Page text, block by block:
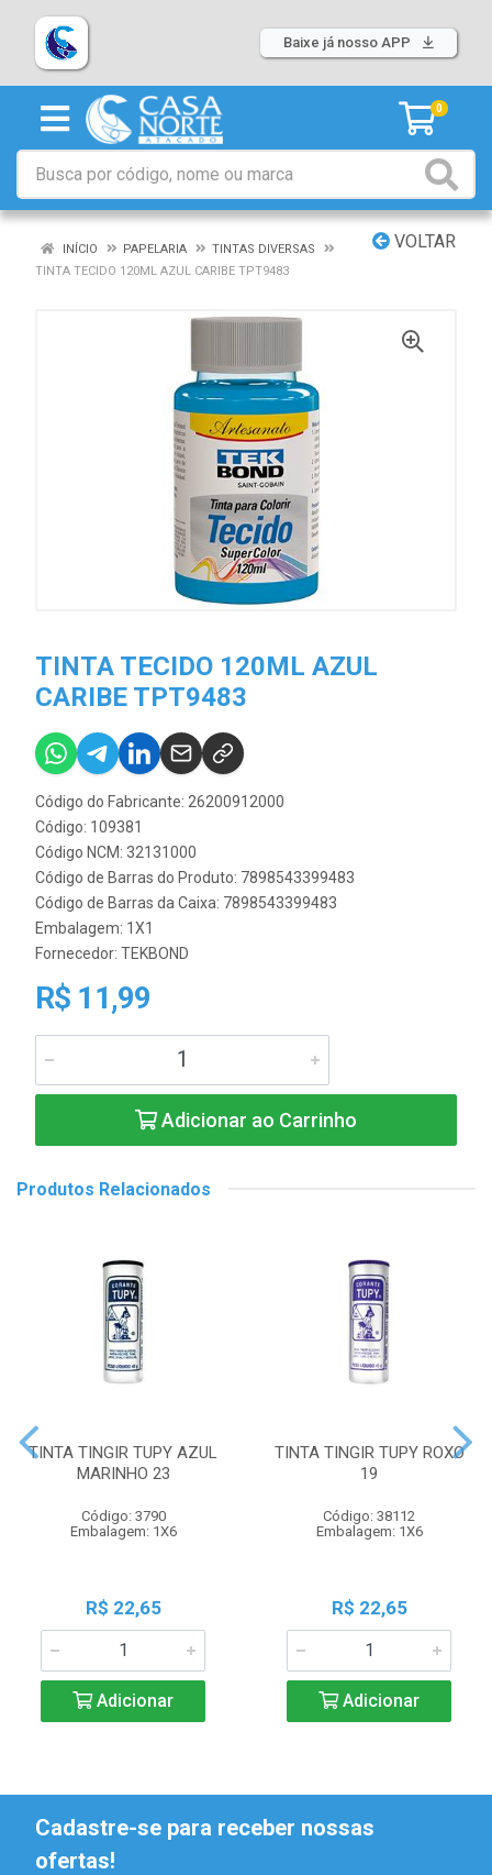
Baixe já nosso APP
0
VOLTAR
INÍCIO PAPELARIA
TINTAS DIVERSAS
TINTA TECIDO 120ML AZUL CARIBE TPT9483
TINTA TECIDO 120ML AZUL
CARIBE TPT9483
Código do Fabricante: 26200912000
Código: 109381
Código NCM: 32131000
Código de Barras do Produto: 7898543399483
Código de Barras da Caixa: 7898543399483
Embalagem: 1X1
Fornecedor: TEKBOND
R$ 11,99
Adicionar ao Carrinho
Produtos Relacionados
TINTA TINGIR TUPY AZUL
MARINHO 23
Código: 3790
Embalagem: 1X6
R$ 22,65
Adicionar
TINTA TINGIR TUPY ROXO
19
Código: 38112
Embalagem: 1X6
R$ 22,65
Adicionar
Cadastre-se para receber nossas
ofertas!